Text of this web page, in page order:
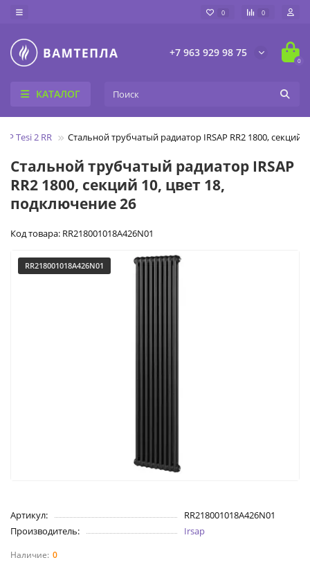
0 0
+7 963 929 98 75
0
КАТАЛОГ
Tesi 2 RR Стальной трубчатый радиатор IRSAP RR2 1800, секций
Стальной трубчатый радиатор IRSAP
RR2 1800, секций 10, цвет 18,
подключение 26
Код товара: RR218001018A426N01
RR218001018A426N01
Артикул:
RR218001018A426N01
Производитель:
Irsap
0